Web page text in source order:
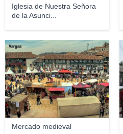
Iglesia de Nuestra Señora
de la Asunci...
Mercado medieval
Vargas